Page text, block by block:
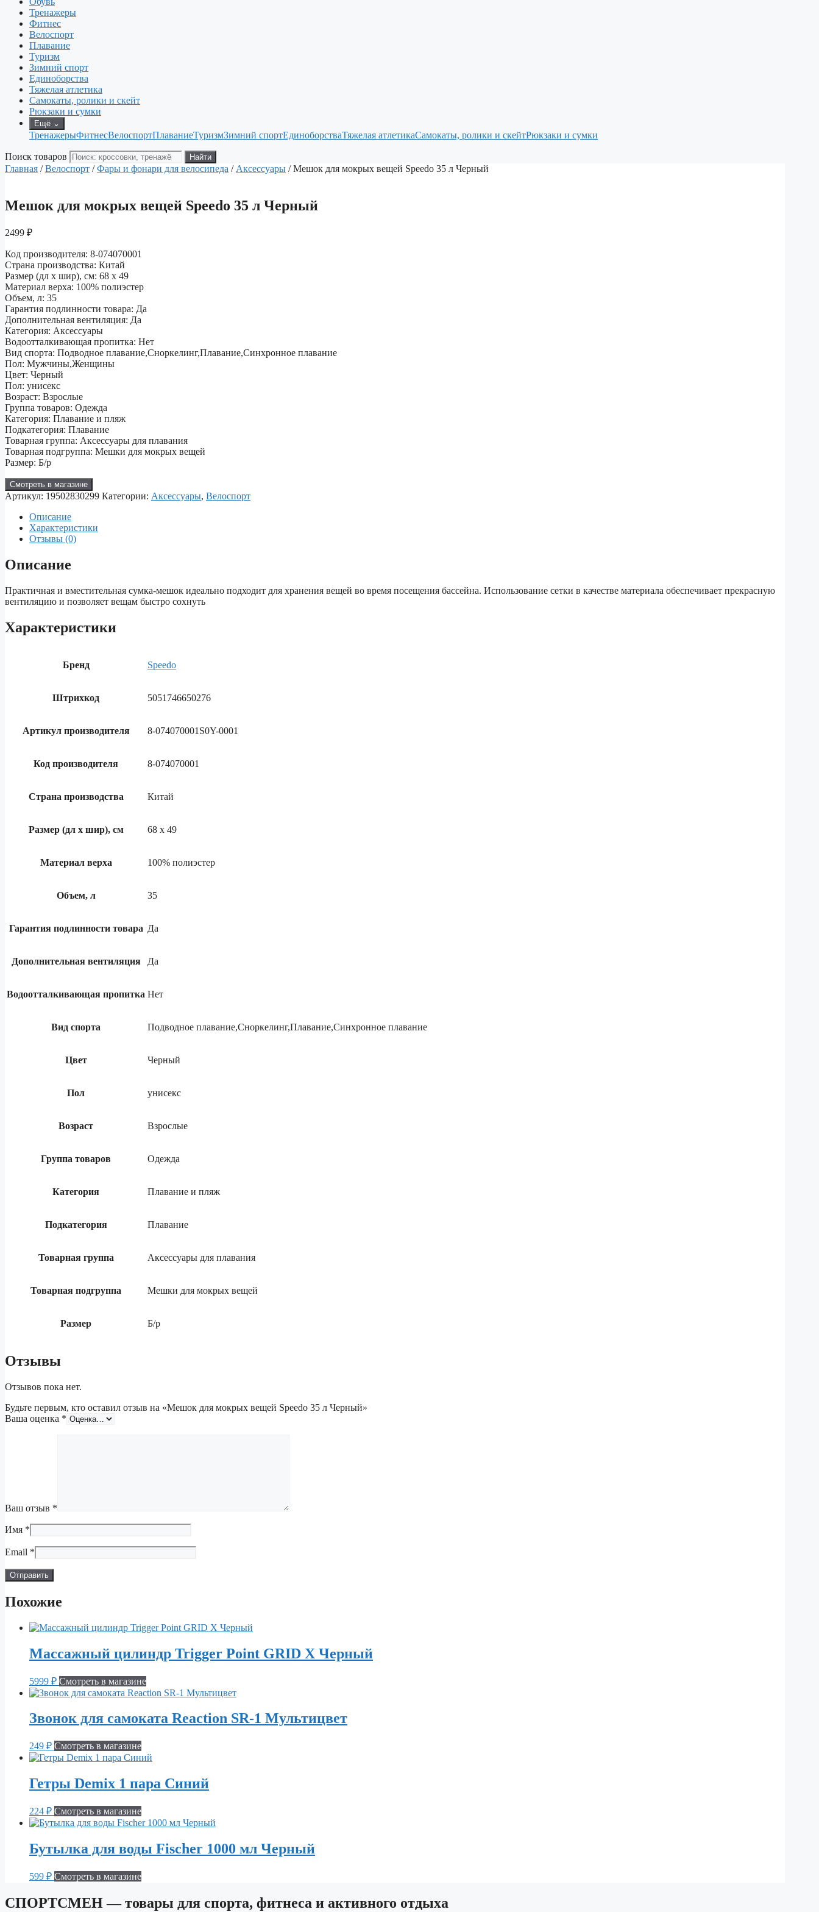
Тренажеры
Фитнес
Велоспорт
Плавание
Туризм
Зимний спорт
Единоборства
Тяжелая атлетика
Самокаты, ролики и скейт
Рюкзаки и сумки
Ещё ⌄
ТренажерыФитнесВелоспортПлаваниеТуризмЗимний спортЕдиноборстваТяжелая атлетикаСамокаты, ролики и скейтРюкзаки и сумки
Поиск товаров Найти
Главная /Велоспорт /Фары и фонари для велосипеда / Аксессуары / Мешок для мокрых вещей Speedo 35 л Черный
Мешок для мокрых вещей Speedo 35 л Черный
2499 ₽
Код производителя: 8-074070001
Страна производства: Китай
Размер (дл х шир), см: 68 х 49
Материал верха: 100% полиэстер
Объем, л: 35
Гарантия подлинности товара: Да
Дополнительная вентиляция: Да
Категория: Аксессуары
Водоотталкивающая пропитка: Нет
Вид спорта: Подводное плавание,Сноркелинг,Плавание,Синхронное плавание
Пол: Мужчины,Женщины
Цвет: Черный
Пол: унисекс
Возраст: Взрослые
Группа товаров: Одежда
Категория: Плавание и пляж
Подкатегория: Плавание
Товарная группа: Аксессуары для плавания
Товарная подгруппа: Мешки для мокрых вещей
Размер: Б/р
Смотреть в магазине
Артикул: 19502830299 Категории: Аксессуары, Велоспорт
Описание
Характеристики
Отзывы (0)
Описание
Практичная и вместительная сумка-мешок идеально подходит для хранения вещей во время посещения бассейна. Использование сетки в качестве материала обеспечивает прекрасную
вентиляцию и позволяет вещам быстро сохнуть
Характеристики
Бренд Speedo
Штрихкод 5051746650276
Артикул производителя 8-074070001S0Y-0001
Код производителя 8-074070001
Страна производства Китай
Размер (дл х шир), см 68 х 49
Материал верха 100% полиэстер
Объем, л 35
Гарантия подлинности товара Да
Дополнительная вентиляция Да
Водоотталкивающая пропитка Нет
Вид спорта Подводное плавание,Сноркелинг,Плавание,Синхронное плавание
Цвет Черный
Пол унисекс
Возраст Взрослые
Группа товаров Одежда
Категория Плавание и пляж
Подкатегория Плавание
Товарная группа Аксессуары для плавания
Товарная подгруппа Мешки для мокрых вещей
Размер Б/р
Отзывы
Отзывов пока нет.
Будьте первым, кто оставил отзыв на «Мешок для мокрых вещей Speedo 35 л Черный»
Ваша оценка *
Ваш отзыв *
Имя *
Email *
Похожие
Массажный цилиндр Trigger Point GRID X Черный
5999 ₽ Смотреть в магазине
Звонок для самоката Reaction SR-1 Мультицвет
249 ₽ Смотреть в магазине
Гетры Demix 1 пара Синий
224 ₽ Смотреть в магазине
Бутылка для воды Fischer 1000 мл Черный
599 ₽ Смотреть в магазине
СПОРТСМЕН — товары для спорта, фитнеса и активного отдыха